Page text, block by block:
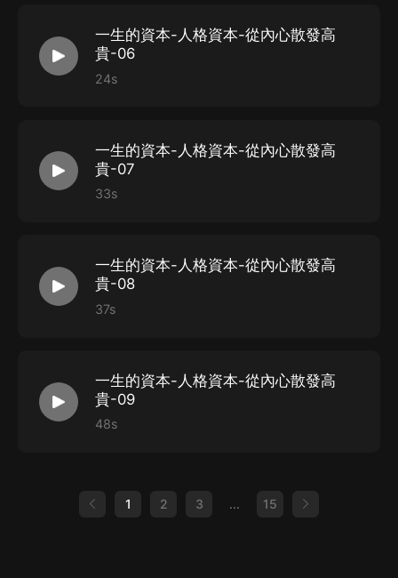
一生的資本-人格資本-從內心散發高
貴-06
24s
一生的資本-人格資本-從內心散發高
貴-07
33s
一生的資本-人格資本-從內心散發高
貴-08
37s
一生的資本-人格資本-從內心散發高
貴-09
48s
1 2 3 ... 15